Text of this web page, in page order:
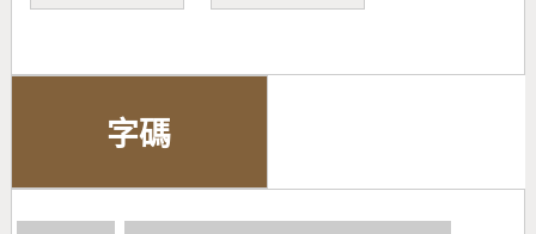
字碼